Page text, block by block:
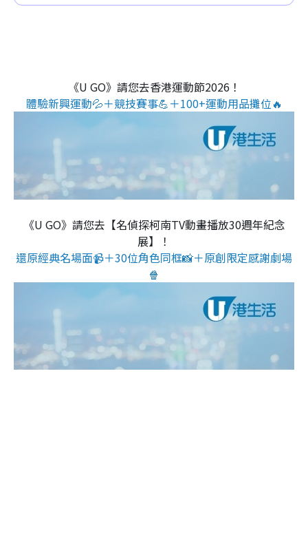
《U GO》請您去香港運動節2026！
體驗新興運動💦＋競技賽事💪＋100+運動用品攤位🔥
《U GO》請您去【名偵探柯南TV動畫播放30週年紀念
展】！
還原經典名場面📹＋30位角色同框📸＋原創限定感謝劇場
🍿